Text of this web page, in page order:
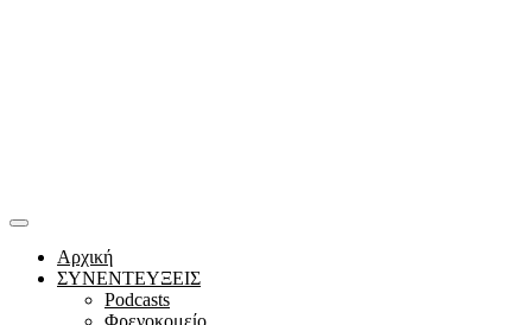
Αρχική
ΣΥΝΕΝΤΕΥΞΕΙΣ
Podcasts
Φρενοκομείο